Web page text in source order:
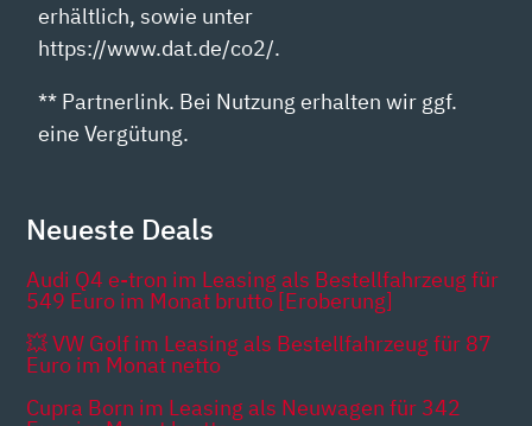
erhältlich, sowie unter
https://www.dat.de/co2/.
** Partnerlink. Bei Nutzung erhalten wir ggf.
eine Vergütung.
Neueste Deals
Audi Q4 e-tron im Leasing als Bestellfahrzeug für
549 Euro im Monat brutto [Eroberung]
💥 VW Golf im Leasing als Bestellfahrzeug für 87
Euro im Monat netto
Cupra Born im Leasing als Neuwagen für 342